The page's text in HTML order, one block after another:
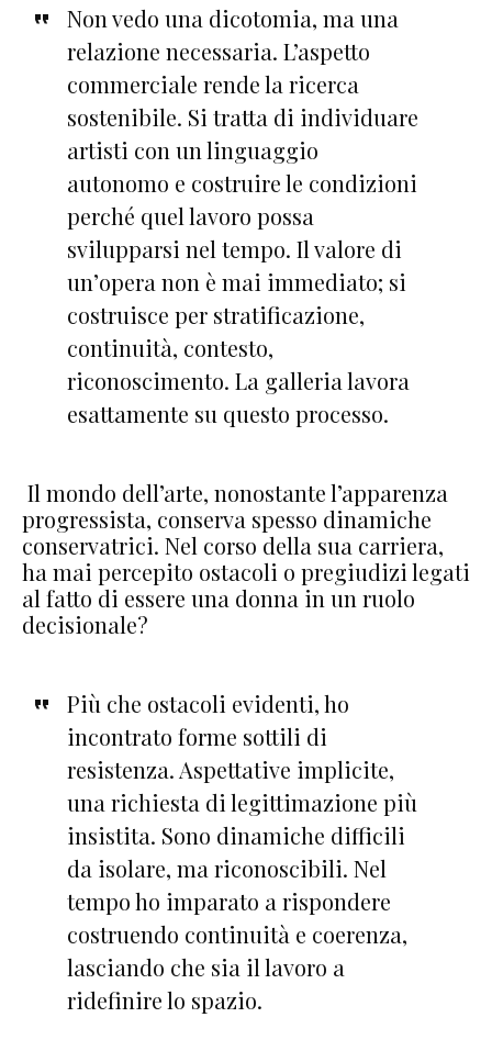
Non vedo una dicotomia, ma una
relazione necessaria. L’aspetto
commerciale rende la ricerca
sostenibile. Si tratta di individuare
artisti con un linguaggio
autonomo e costruire le condizioni
perché quel lavoro possa
svilupparsi nel tempo. Il valore di
un’opera non è mai immediato; si
costruisce per stratificazione,
continuità, contesto,
riconoscimento. La galleria lavora
esattamente su questo processo.
Il mondo dell’arte, nonostante l’apparenza
progressista, conserva spesso dinamiche
conservatrici. Nel corso della sua carriera,
ha mai percepito ostacoli o pregiudizi legati
al fatto di essere una donna in un ruolo
decisionale?
Più che ostacoli evidenti, ho
incontrato forme sottili di
resistenza. Aspettative implicite,
una richiesta di legittimazione più
insistita. Sono dinamiche difficili
da isolare, ma riconoscibili. Nel
tempo ho imparato a rispondere
costruendo continuità e coerenza,
lasciando che sia il lavoro a
ridefinire lo spazio.